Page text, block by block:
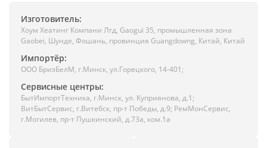
Изготовитель:
Хоум Хеатинг Компани Лтд, Gaogui 35, промышленная зона
Gaobei, Шунде, Фошань, провинция Guangdowng, Китай, Китай
Импортёр:
ООО БризБелМ, г.Минск, ул.Горецкого, 14-401;
Сервисные центры:
БытИмпортТехника, г.Минск, ул. Куприянова, д.1;
ВитБытСервис, г.Витебск, пр-т Победы, д.9; РемМонСервис,
г.Могилев, пр-т Пушкинский, д.73а, ком.1а